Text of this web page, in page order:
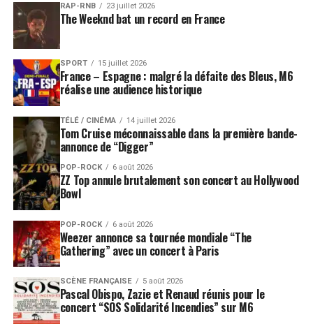
RAP-RNB 23 juillet 2026
The Weeknd bat un record en France
SPORT 15 juillet 2026
France – Espagne : malgré la défaite des Bleus, M6
réalise une audience historique
TÉLÉ / CINÉMA 14 juillet 2026
Tom Cruise méconnaissable dans la première bande-
annonce de “Digger”
POP-ROCK 6 août 2026
ZZ Top annule brutalement son concert au Hollywood
Bowl
POP-ROCK 6 août 2026
Weezer annonce sa tournée mondiale “The
Gathering” avec un concert à Paris
SCÈNE FRANÇAISE 5 août 2026
Pascal Obispo, Zazie et Renaud réunis pour le
concert “SOS Solidarité Incendies” sur M6